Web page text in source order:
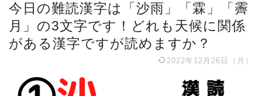
今日の難読漢字は「沙雨」「霖」「霽
月」の3文字です！どれも天候に関係
がある漢字ですが読めますか？
2022年12月26日（月）